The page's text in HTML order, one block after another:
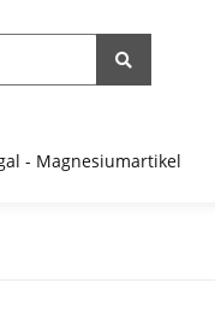
- Magnesiumartikel